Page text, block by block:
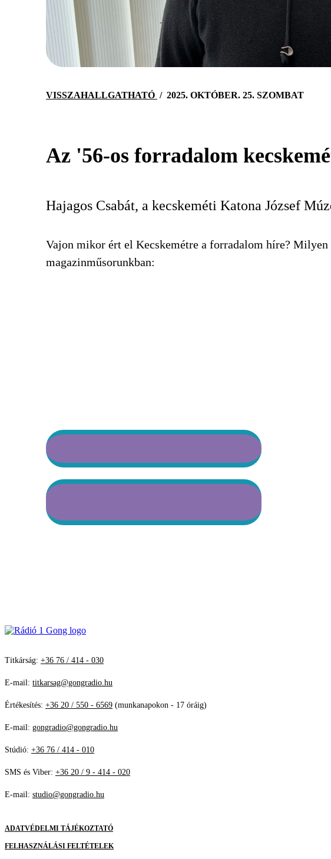
VISSZAHALLGATHATÓ / 2025. OKTÓBER. 25. SZOMBAT
Az '56-os forradalom
Hajagos Csabát, a kecskeméti Katona József
Vajon mikor ért el Kecskemétre a forradalom híre?
magazinműsorunkban:
Titkárság: +36 76 / 414 - 030
E-mail: titkarsag@gongradio.hu
Értékesítés: +36 20 / 550 - 6569 (munkanapokon - 17 óráig)
E-mail: gongradio@gongradio.hu
Stúdió: +36 76 / 414 - 010
SMS és Viber: +36 20 / 9 - 414 - 020
E-mail: studio@gongradio.hu
ADATVÉDELMI TÁJÉKOZTATÓ
FELHASZNÁLÁSI FELTÉTELEK